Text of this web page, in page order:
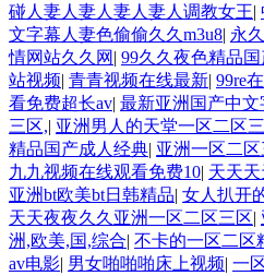
碰人妻人妻人妻人妻人调教女王|
文字幕人妻色偷偷久久m3u8| 永
情网站久久网 | 99久久夜色精品
站视频| 青青视频在线最新| 99re
看免费超长av| 最新亚洲国产中文
三区,| 亚洲男人的天堂一区二区
精品国产成人经典| 亚洲一区二
九九视频在线观看免费10| 天天
亚洲bt欧美bt日韩精品| 女人扒开
天天夜夜久久亚洲一区二区三区|
洲,欧美,国,综合| 不卡的一区二区
av电影| 男女啪啪啪床上视频| 一